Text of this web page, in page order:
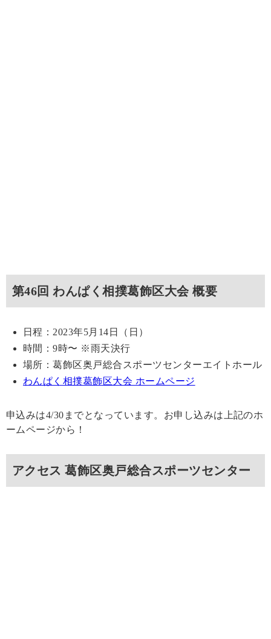
第46回 わんぱく相撲葛飾区大会 概要
日程：2023年5月14日（日）
時間：9時〜 ※雨天決行
場所：葛飾区奥戸総合スポーツセンターエイトホール
わんぱく相撲葛飾区大会 ホームページ
申込みは4/30までとなっています。お申し込みは上記のホ
ームページから！
アクセス 葛飾区奥戸総合スポーツセンター